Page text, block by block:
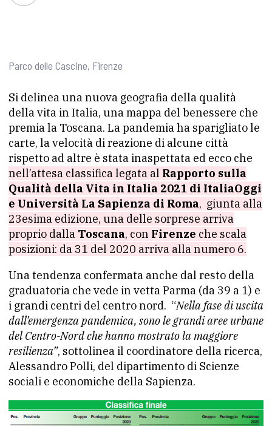
Parco delle Cascine, Firenze
Si delinea una nuova geografia della qualità
della vita in Italia, una mappa del benessere che
premia la Toscana. La pandemia ha sparigliato le
carte, la velocità di reazione di alcune città
rispetto ad altre è stata inaspettata ed ecco che
nell’attesa classifica legata al Rapporto sulla
Qualità della Vita in Italia 2021 di ItaliaOggi
e Università La Sapienza di Roma, giunta alla
23esima edizione, una delle sorprese arriva
proprio dalla Toscana, con Firenze che scala
posizioni: da 31 del 2020 arriva alla numero 6.
Una tendenza confermata anche dal resto della
graduatoria che vede in vetta Parma (da 39 a 1) e
i grandi centri del centro nord. “Nella fase di uscita
dall’emergenza pandemica, sono le grandi aree urbane
del Centro-Nord che hanno mostrato la maggiore
resilienza”, sottolinea il coordinatore della ricerca,
Alessandro Polli, del dipartimento di Scienze
sociali e economiche della Sapienza.